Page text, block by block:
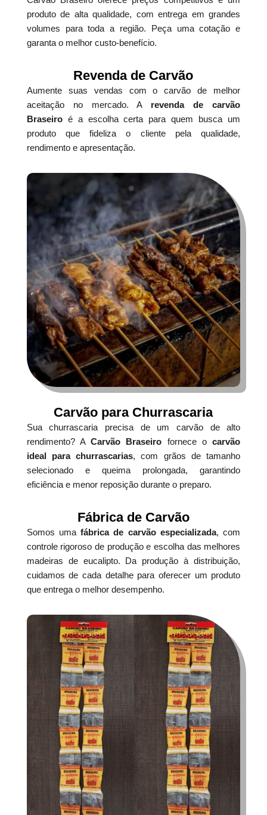
produto de alta qualidade, com entrega em grandes
volumes para toda a região. Peça uma cotação e
garanta o melhor custo-benefício.
Revenda de Carvão
Aumente suas vendas com o carvão de melhor
aceitação no mercado. A revenda de carvão
Braseiroé a escolha certa para quem busca um
produto que fideliza o cliente pela qualidade,
rendimento e apresentação.
Carvão para Churrascaria
Sua churrascaria precisa de um carvão de alto
rendimento? ACarvão Braseiro fornece ocarvão
ideal para churrascarias, com grãos de tamanho
selecionado e queima prolongada, garantindo
eficiência e menor reposição durante o preparo.
Fábrica de Carvão
Somos umafábrica de carvão especializada, com
controle rigoroso de produção e escolha das melhores
madeiras de eucalipto. Da produção à distribuição,
cuidamos de cada detalhe para oferecer um produto
que entrega o melhor desempenho.